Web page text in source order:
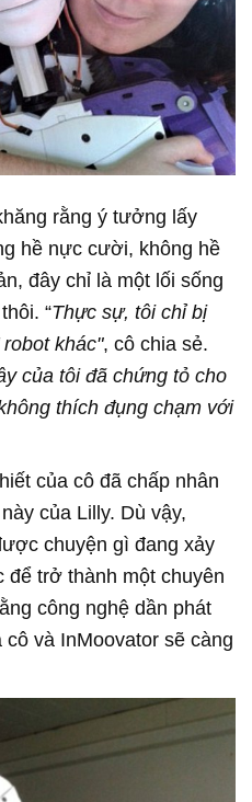
rằng ý tưởng lấy
hề nực cười, không hề
đây chỉ là một lối sống
“Thực sự, tôi chỉ bị
robot khác", cô chia sẻ.
của tôi đã chứng tỏ cho
thích đụng chạm với
của cô đã chấp nhân
của Lilly. Dù vậy,
chuyện gì đang xảy
để trở thành một chuyên
công nghệ dần phát
và InMoovator sẽ càng